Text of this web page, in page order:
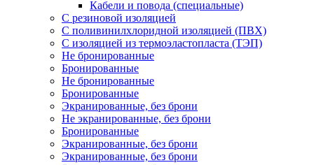
Кабели и повода (специальные)
С резиновой изоляцией
С поливинилхлоридной изоляцией (ПВХ)
С изоляцией из термоэластопласта (ТЭП)
Не бронированные
Бронированные
Не бронированные
Бронированные
Экранированные, без брони
Не экранированные, без брони
Бронированные
Экранированные, без брони
Экранированные, без брони